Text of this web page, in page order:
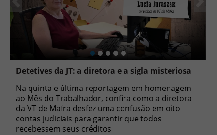
Anterior
Detetives da JT: a diretora e a sigla misteriosa
Na quinta e última reportagem em homenagem
ao Mês do Trabalhador, confira como a diretora
da VT de Mafra desfez uma confusão em oito
contas judiciais para garantir que todos
recebessem seus créditos